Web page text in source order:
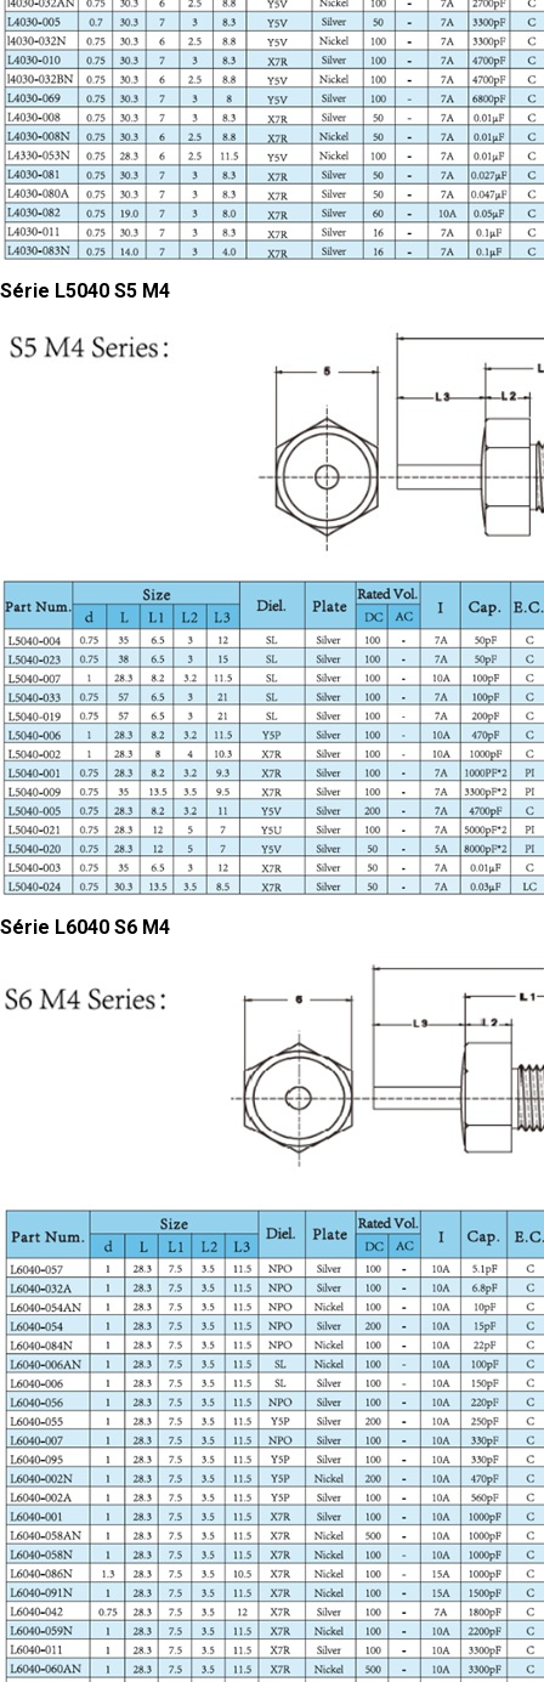
Série L5040 S5 M4
Série L6040 S6 M4